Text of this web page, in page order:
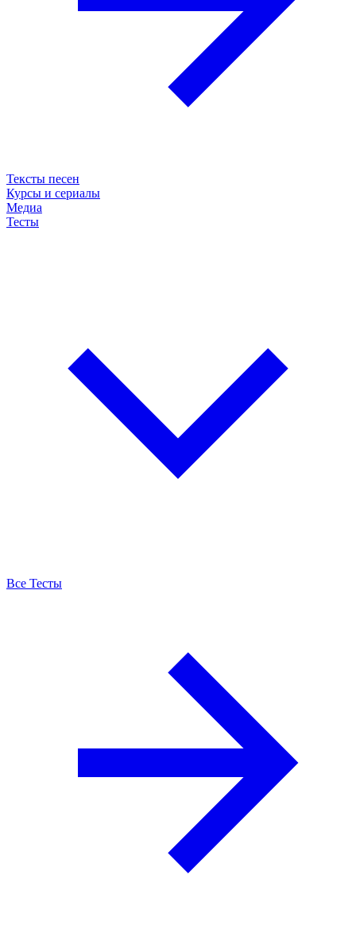
Тексты песен
Курсы и сериалы
Медиа
Тесты
Все Тесты